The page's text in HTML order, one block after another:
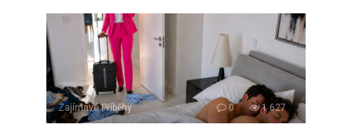
Zajímavé Příběhy 0 1 627